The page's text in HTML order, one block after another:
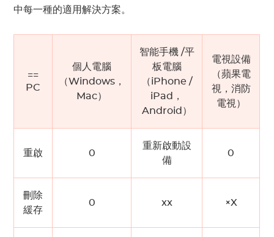
中每一種的適用解決方案。
==
PC
個人電腦
（Windows，
Mac）
智能手機 /平
板電腦
（iPhone /
iPad，
Android）
電視設備
（蘋果電
視，消防
電視）
重啟 0
重新啟動設
備
0
刪除
緩存
0 xx ×X